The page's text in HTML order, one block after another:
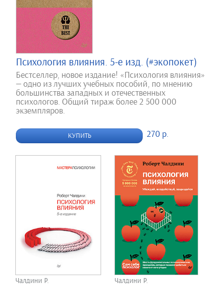
Психология влияния. 5-е изд. (#экопокет)
Бестселлер, новое издание! «Психология влияния»
— одно из лучших учебных пособий, по мнению
большинства западных и отечественных
психологов. Общий тираж более 2 500 000
экземпляров.
КУПИТЬ 270 р.
Чалдини Р. Чалдини Р.